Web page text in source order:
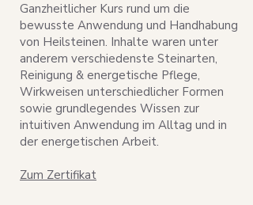
Ganzheitlicher Kurs rund um die
bewusste Anwendung und Handhabung
von Heilsteinen. Inhalte waren unter
anderem verschiedenste Steinarten,
Reinigung & energetische Pflege,
Wirkweisen unterschiedlicher Formen
sowie grundlegendes Wissen zur
intuitiven Anwendung im Alltag und in
der energetischen Arbeit.
Zum Zertifikat